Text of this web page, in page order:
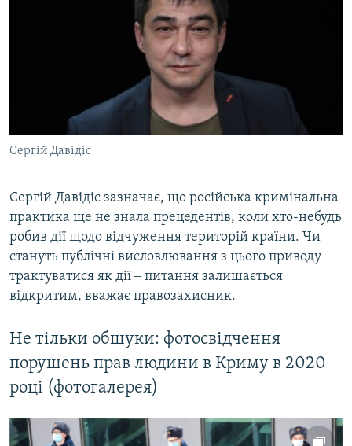
Сергій Давідіс
Сергій Давідіс зазначає, що російська кримінальна
практика ще не знала прецедентів, коли хто-небудь
робив дії щодо відчуження територій країни. Чи
стануть публічні висловлювання з цього приводу
трактуватися як дії ‒ питання залишається
відкритим, вважає правозахисник.
Не тільки обшуки: фотосвідчення
порушень прав людини в Криму в 2020
році (фотогалерея)